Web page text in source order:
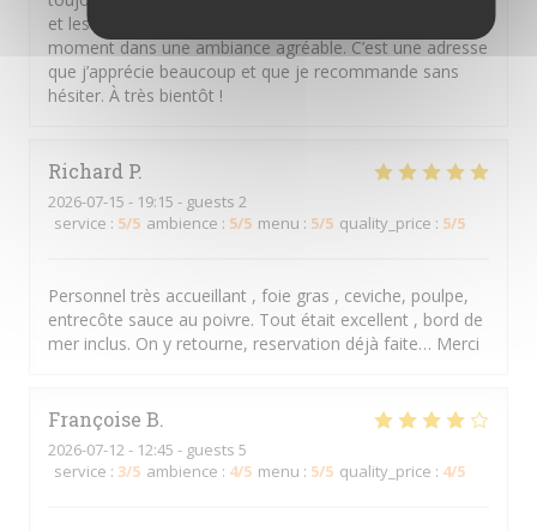
et les plats sont délicieux. On y passe un très bon
moment dans une ambiance agréable. C’est une adresse
que j’apprécie beaucoup et que je recommande sans
hésiter. À très bientôt !
Richard P
2026-07-15 - 19:15 - guests 2
service : 5/5 ambience : 5/5 menu : 5/5 quality_price : 5/5
Personnel très accueillant , foie gras , ceviche, poulpe,
entrecôte sauce au poivre. Tout était excellent , bord de
mer inclus. On y retourne, reservation déjà faite… Merci
Françoise B
2026-07-12 - 12:45 - guests 5
service : 3/5 ambience : 4/5 menu : 5/5 quality_price : 4/5